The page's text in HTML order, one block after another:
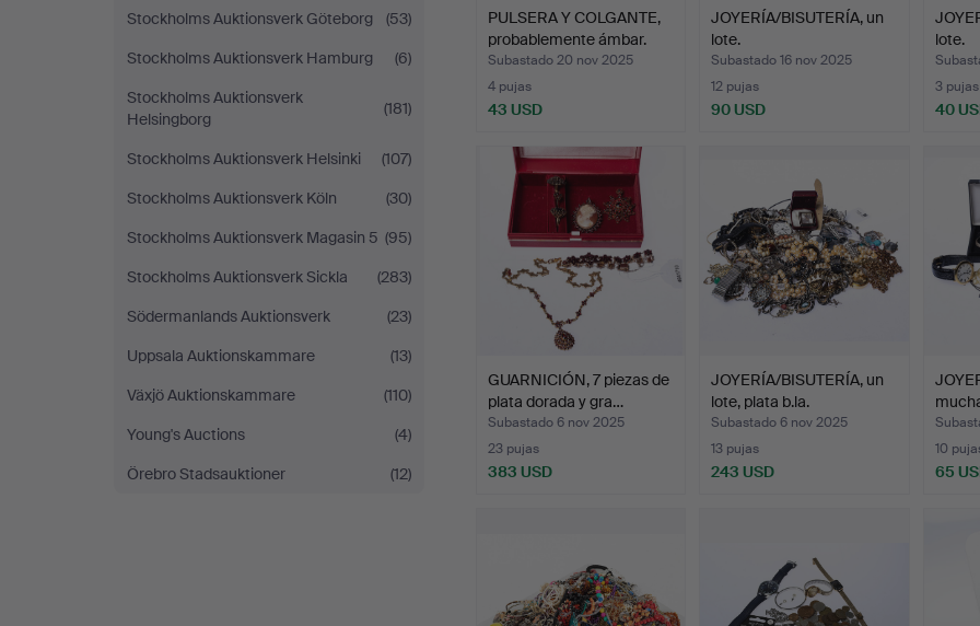
Stockholms Auktionsverk Göteborg
(53)
Stockholms Auktionsverk Hamburg
(6)
Stockholms Auktionsverk
Helsingborg
(181)
Stockholms Auktionsverk Helsinki
(107)
Stockholms Auktionsverk Köln
(30)
Stockholms Auktionsverk Magasin 5 (95)
Stockholms Auktionsverk Sickla
(283)
Södermanlands Auktionsverk
(23)
Uppsala Auktionskammare
(13)
Växjö Auktionskammare
(110)
Young's Auctions
(4)
Örebro Stadsauktioner
(12)
PULSERA Y COLGANTE,
probablemente ámbar.
Subastado 20 nov 2025
4 pujas
43 USD
JOYERÍA/BISUTERÍA, un
lote.
Subastado 16 nov 2025
12 pujas
90 USD
lote.
3 pujas
40
GUARNICIÓN, 7 piezas de
plata dorada y gra…
Subastado 6 nov 2025
23 pujas
383 USD
JOYERÍA/BISUTERÍA, un
lote, plata b.la.
Subastado 6 nov 2025
13 pujas
243 USD
10
65